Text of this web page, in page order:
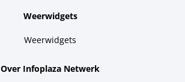
Weerwidgets
Weerwidgets
Over Infoplaza Netwerk